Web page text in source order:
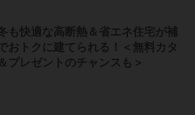
も快適な高断熱＆省エネ住宅が補
おトクに建てられる！＜無料カタ
プレゼントのチャンスも＞